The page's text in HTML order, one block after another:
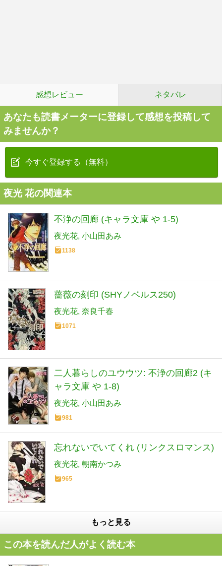
感想レビュー ネタバレ
あなたも読書メーターに登録して感想を投稿して
みませんか？
今すぐ登録する（無料）
夜光 花の関連本
不浄の回廊 (キャラ文庫 や 1-5)
夜光花 小山田あみ
1138
薔薇の刻印 (SHYノベルス250)
夜光花 奈良千春
1071
二人暮らしのユウウツ: 不浄の回廊2 (キ
ャラ文庫 や 1-8)
夜光花 小山田あみ
981
忘れないでいてくれ (リンクスロマンス)
夜光花 朝南かつみ
965
もっと見る
この本を読んだ人がよく読む本